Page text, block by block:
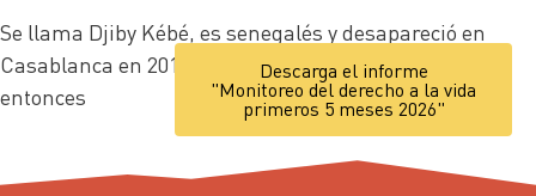
Se llama Djiby Kébé, es senegalés y desapareció en
Casablanca en 2017. Su familia le busca desde
entonces
Descarga el informe
"Monitoreo del derecho a la vida
primeros 5 meses 2026"